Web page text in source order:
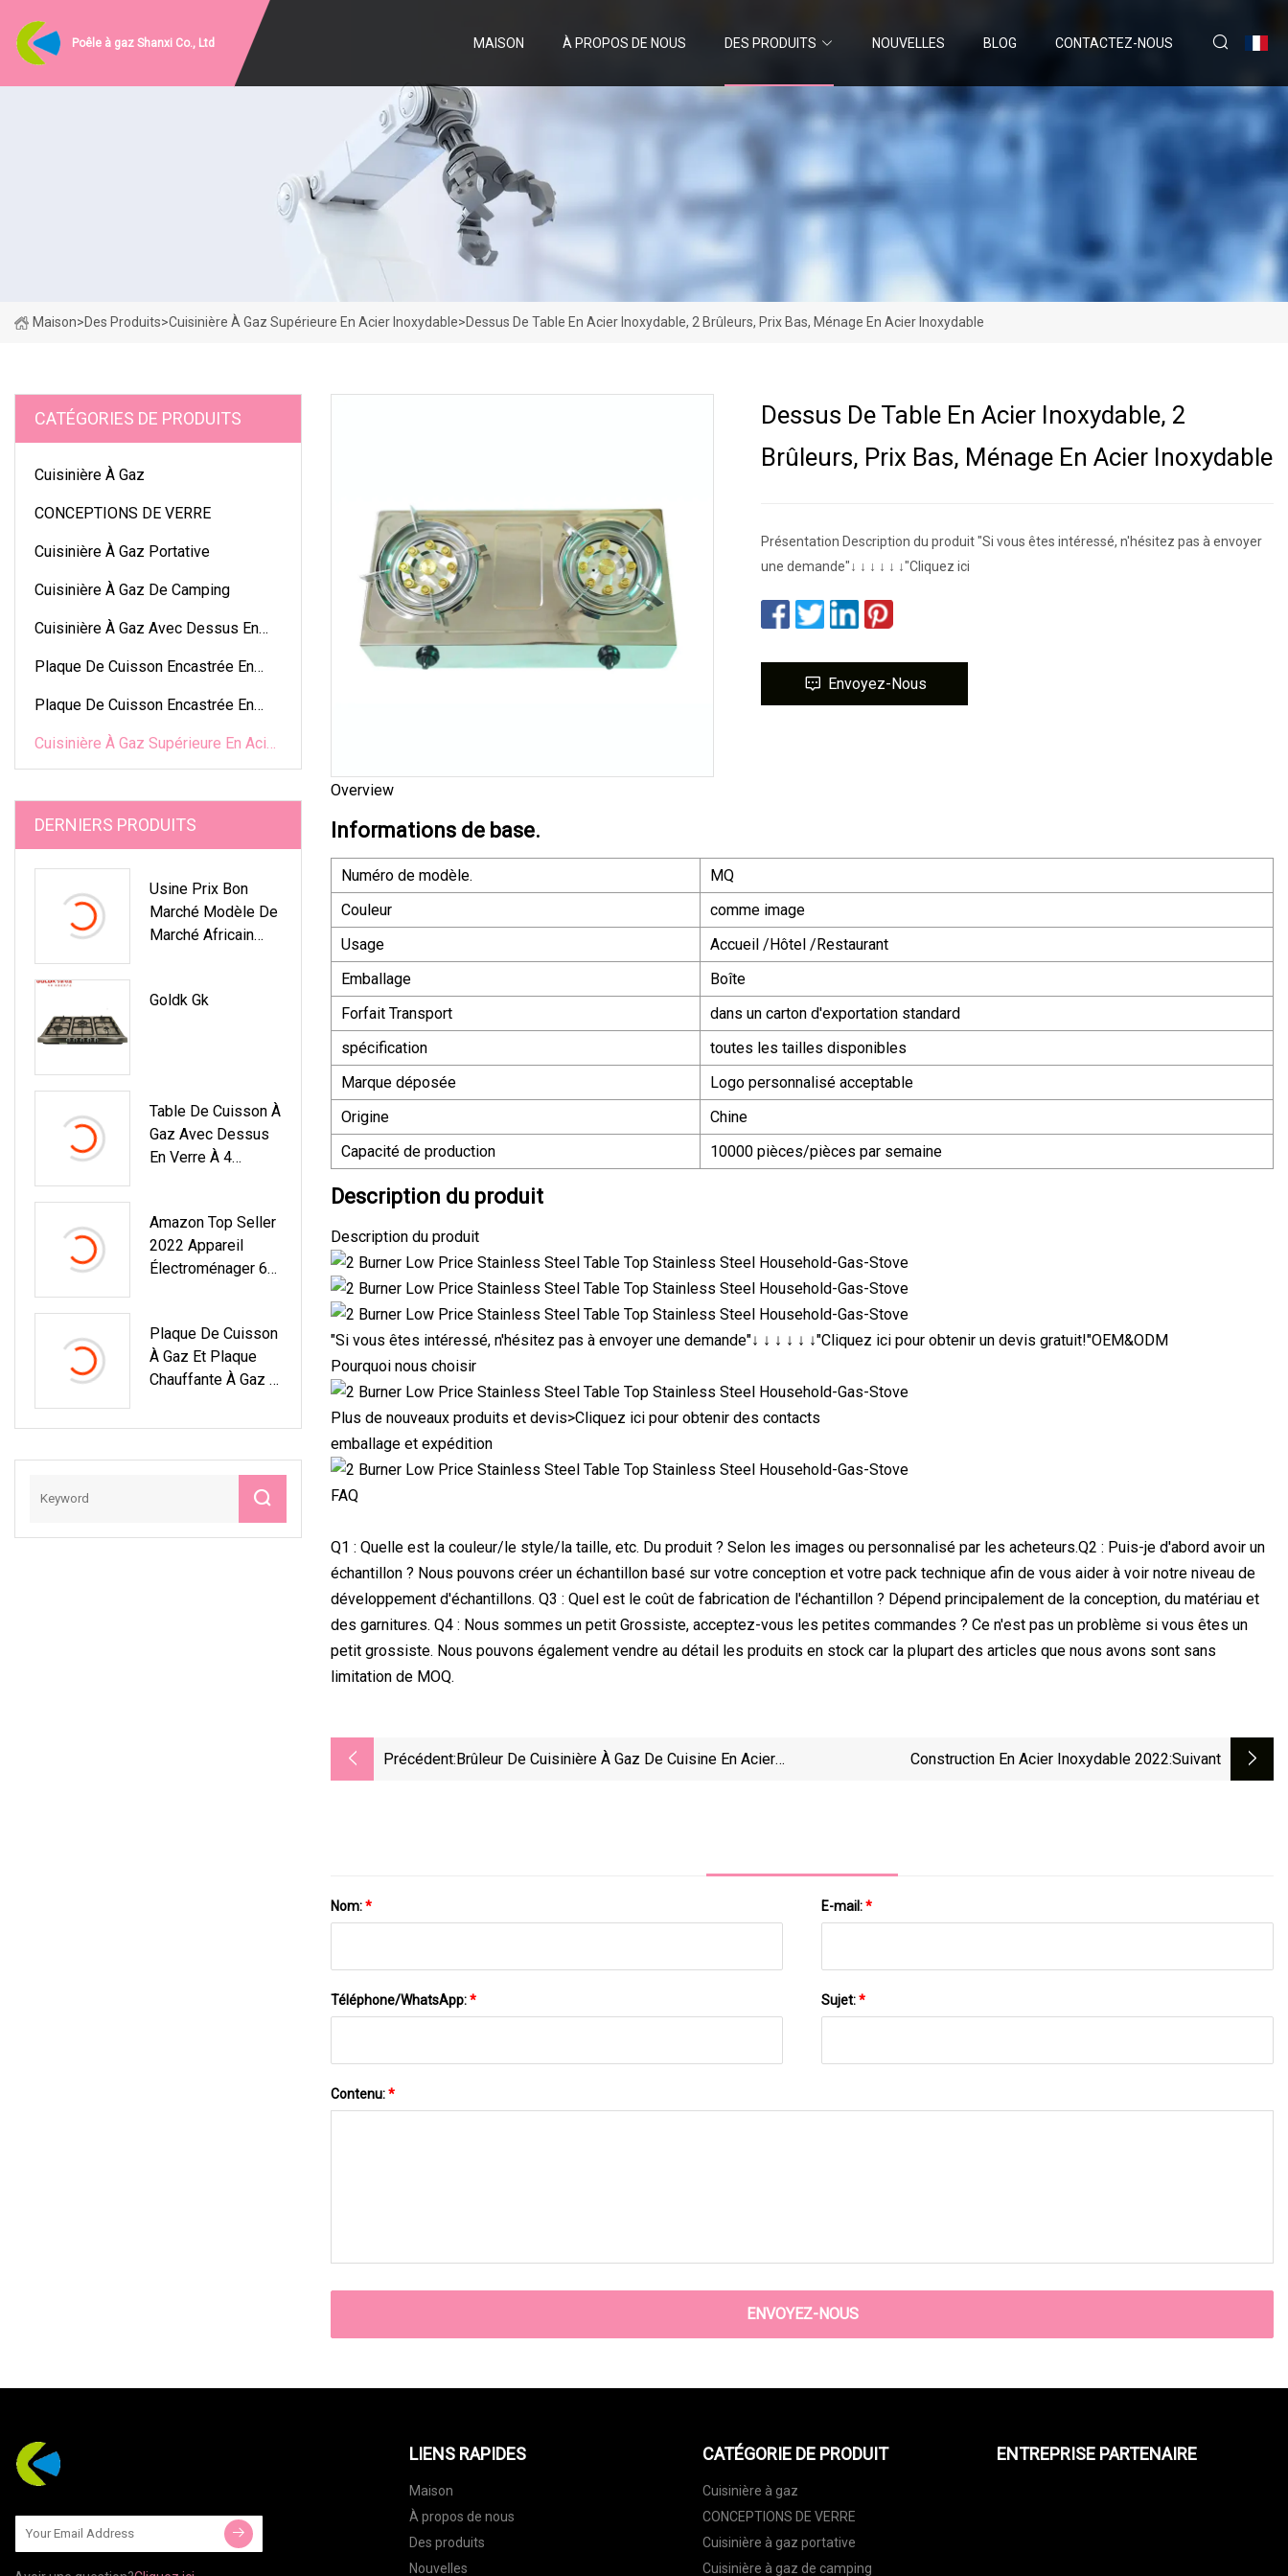
Poêle à gaz Shanxi Co., Ltd MAISON À PROPOS DE NOUS DES PRODUITS NOUVELLES BLOG CONTACTEZ-NOUS
Maison>Des Produits>Cuisinière À Gaz Supérieure En Acier Inoxydable>Dessus De Table En Acier Inoxydable, 2 Brûleurs, Prix Bas, Ménage En Acier Inoxydable
CATÉGORIES DE PRODUITS
Cuisinière À Gaz
CONCEPTIONS DE VERRE
Cuisinière À Gaz Portative
Cuisinière À Gaz De Camping
Cuisinière À Gaz Avec Dessus En
Plaque De Cuisson Encastrée En
Plaque De Cuisson Encastrée En
Acier Inoxydable
Cuisinière À Gaz Supérieure En Acier
Inoxydable
DERNIERS PRODUITS
Usine Prix Bon
Marché Modèle De
Marché Africain
Table Cuisinière À
Goldk Gk
Table De Cuisson À
Gaz Avec Dessus
En Verre À 4
Amazon Top Seller
2022 Appareil
Électroménager 60
Plaque De Cuisson
À Gaz Et Plaque
Chauffante À Gaz À
Qualité Supérieure
Dessus De Table En Acier Inoxydable, 2
Brûleurs, Prix Bas, Ménage En Acier Inoxydable
Présentation Description du produit "Si vous êtes intéressé, n'hésitez pas à envoyer
une demande"↓ ↓ ↓ ↓ ↓ ↓"Cliquez ici
Envoyez-Nous
Overview
Informations de base.
Numéro de modèle.
MQ
Couleur
comme image
Usage
Accueil /Hôtel /Restaurant
Emballage
Boîte
Forfait Transport
dans un carton d'exportation standard
spécification
toutes les tailles disponibles
Marque déposée
Logo personnalisé acceptable
Origine
Chine
Capacité de production
10000 pièces/pièces par semaine
Description du produit
Description du produit
"Si vous êtes intéressé, n'hésitez pas à envoyer une demande"↓ ↓ ↓ ↓ ↓ ↓"Cliquez ici pour obtenir un devis gratuit!"OEM&ODM
Pourquoi nous choisir
Plus de nouveaux produits et devis>Cliquez ici pour obtenir des contacts
emballage et expédition
FAQ
Q1 : Quelle est la couleur/le style/la taille, etc. Du produit ? Selon les images ou personnalisé par les acheteurs.Q2 : Puis-je d'abord avoir un
échantillon ? Nous pouvons créer un échantillon basé sur votre conception et votre pack technique afin de vous aider à voir notre niveau de
développement d'échantillons. Q3 : Quel est le coût de fabrication de l'échantillon ? Dépend principalement de la conception, du matériau et
des garnitures. Q4 : Nous sommes un petit Grossiste, acceptez-vous les petites commandes ? Ce n'est pas un problème si vous êtes un
petit grossiste. Nous pouvons également vendre au détail les produits en stock car la plupart des articles que nous avons sont sans
limitation de MOQ.
Précédent:Brûleur De Cuisinière À Gaz De Cuisine En Acier
Construction En Acier Inoxydable 2022:suivant
Nom:* E-mail:*
Téléphone/WhatsApp:* Sujet:*
Contenu:*
ENVOYEZ-NOUS
LIENS RAPIDES
Maison
À propos de nous
Des produits
Nouvelles
CATÉGORIE DE PRODUIT
Cuisinière à gaz
CONCEPTIONS DE VERRE
Cuisinière à gaz portative
Cuisinière à gaz de camping
ENTREPRISE PARTENAIRE